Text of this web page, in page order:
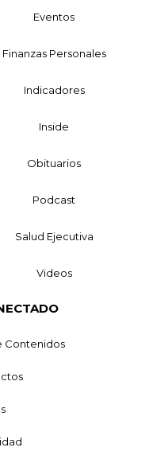
Eventos
Finanzas Personales
Indicadores
Inside
Obituarios
Podcast
Salud Ejecutiva
Videos
Contenidos